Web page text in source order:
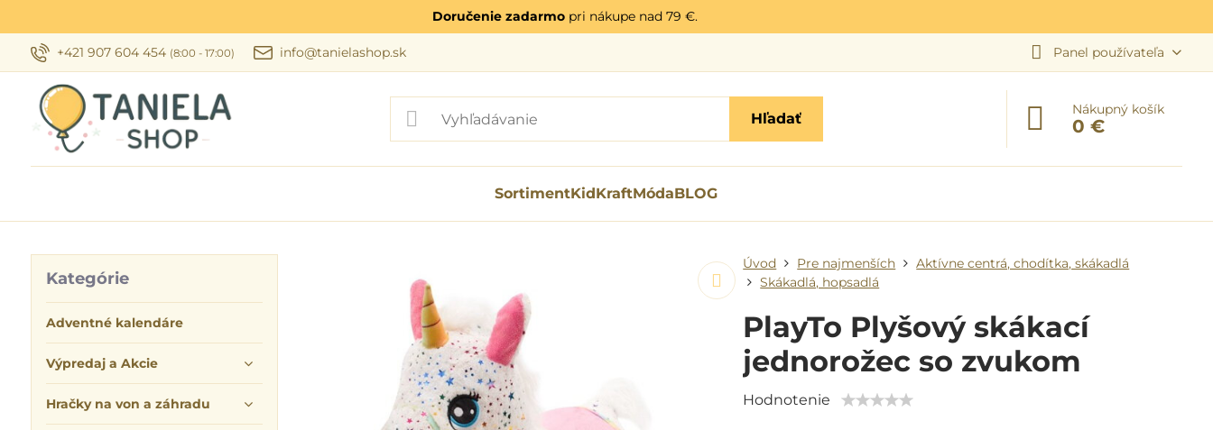
Doručenie zadarmopri nákupe nad 79 €.
+421 907 604 454 (8:00 - 17:00) info@tanielashop.sk Panel používateľa
Hľadať
Nákupný košík
0 €
SortimentKidKraftMódaBLOG
Úvod Pre najmenších
Aktívne centrá, chodítka, skákadlá
Skákadlá, hopsadlá
PlayTo Plyšový skákací
jednorožec so zvukom
Hodnotenie
Kategórie
Adventné kalendáre
Výpredaj a Akcie
Hračky na von a záhradu